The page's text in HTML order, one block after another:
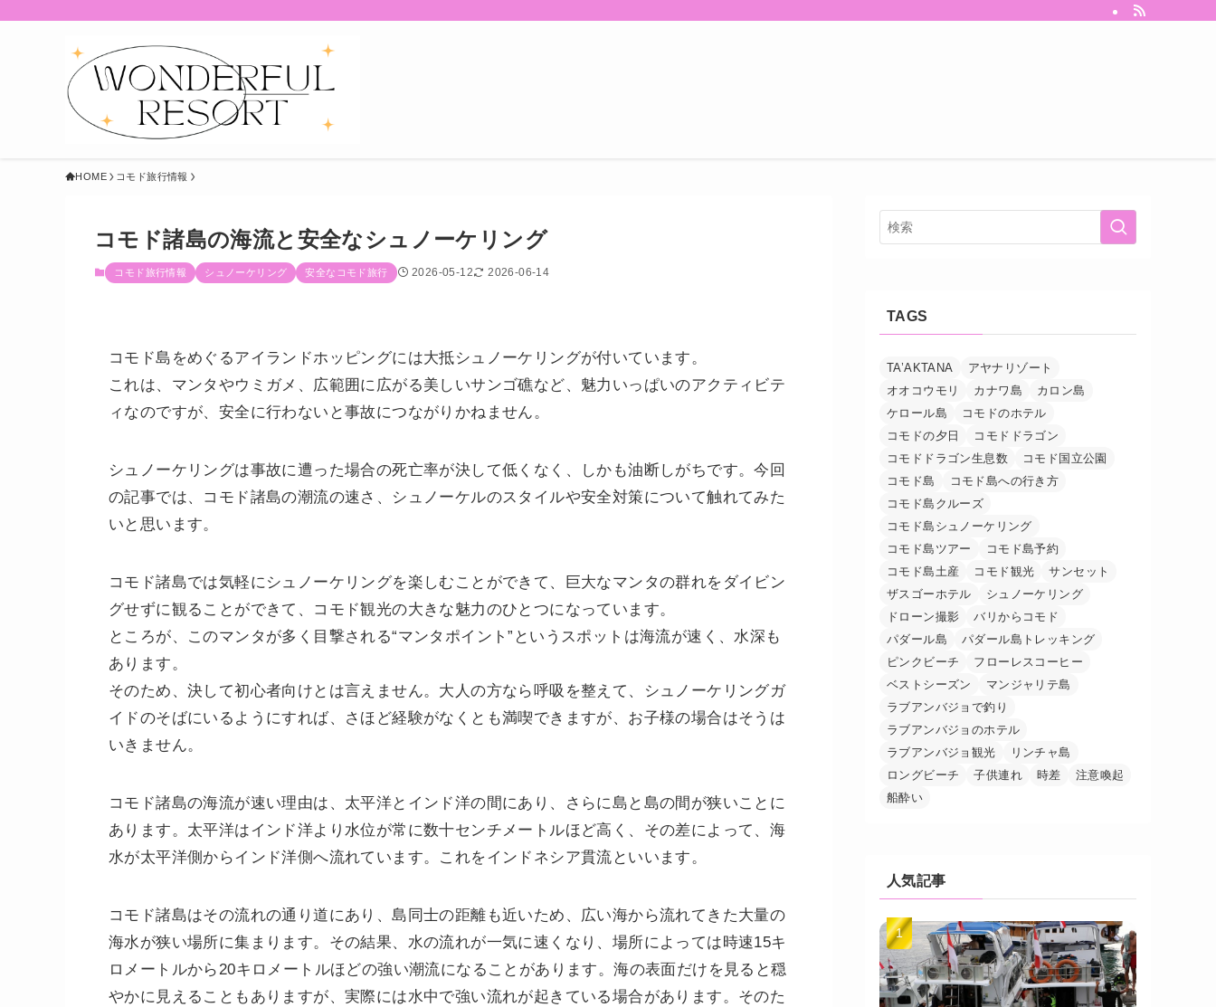
HOME コモド旅行情報
コモド諸島の海流と安全なシュノーケリング
コモド旅行情報 シュノーケリング 安全なコモド旅行 2026-05-12 2026-06-14
コモド島をめぐるアイランドホッピングには大抵シュノーケリングが付いています。
これは、マンタやウミガメ、広範囲に広がる美しいサンゴ礁など、魅力いっぱいのアクティビテ
ィなのですが、安全に行わないと事故につながりかねません。
シュノーケリングは事故に遭った場合の死亡率が決して低くなく、しかも油断しがちです。今回
の記事では、コモド諸島の潮流の速さ、シュノーケルのスタイルや安全対策について触れてみた
いと思います。
コモド諸島では気軽にシュノーケリングを楽しむことができて、巨大なマンタの群れをダイビン
グせずに観ることができて、コモド観光の大きな魅力のひとつになっています。
ところが、このマンタが多く目撃される“マンタポイント”というスポットは海流が速く、水深も
あります。
そのため、決して初心者向けとは言えません。大人の方なら呼吸を整えて、シュノーケリングガ
イドのそばにいるようにすれば、さほど経験がなくとも満喫できますが、お子様の場合はそうは
いきません。
コモド諸島の海流が速い理由は、太平洋とインド洋の間にあり、さらに島と島の間が狭いことに
あります。太平洋はインド洋より水位が常に数十センチメートルほど高く、その差によって、海
水が太平洋側からインド洋側へ流れています。これをインドネシア貫流といいます。
コモド諸島はその流れの通り道にあり、島同士の距離も近いため、広い海から流れてきた大量の
海水が狭い場所に集まります。その結果、水の流れが一気に速くなり、場所によっては時速15キ
ロメートルから20キロメートルほどの強い潮流になることがあります。海の表面だけを見ると穏
やかに見えることもありますが、実際には水中で強い流れが起きている場合があります。そのた
TAGS
TA’AKTANA
アヤナリゾート
オオコウモリ
カナワ島
カロン島
ケロール島
コモドのホテル
コモドの夕日
コモドドラゴン
コモドドラゴン生息数
コモド国立公園
コモド島
コモド島への行き方
コモド島クルーズ
コモド島シュノーケリング
コモド島ツアー
コモド島予約
コモド島土産
コモド観光
サンセット
ザスゴーホテル
シュノーケリング
ドローン撮影
バリからコモド
パダール島
パダール島トレッキング
ピンクビーチ
フローレスコーヒー
ベストシーズン
マンジャリテ島
ラブアンバジョで釣り
ラブアンバジョのホテル
ラブアンバジョ観光
リンチャ島
ロングビーチ
子供連れ 時差
注意喚起
船酔い
人気記事